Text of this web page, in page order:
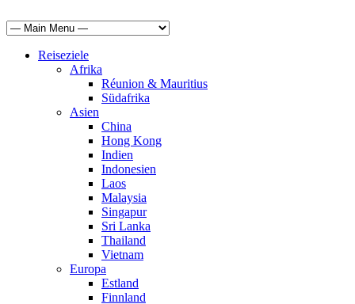
Reiseziele
Afrika
Réunion & Mauritius
Südafrika
Asien
China
Hong Kong
Indien
Indonesien
Laos
Malaysia
Singapur
Sri Lanka
Thailand
Vietnam
Europa
Estland
Finnland